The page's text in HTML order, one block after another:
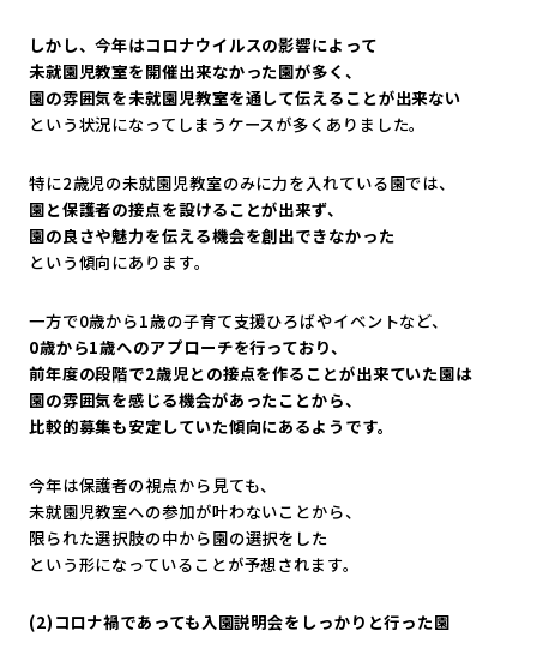
しかし、今年はコロナウイルスの影響によって
未就園児教室を開催出来なかった園が多く、
園の雰囲気を未就園児教室を通して伝えることが出来ない
という状況になってしまうケースが多くありました。
特に2歳児の未就園児教室のみに力を入れている園では、
園と保護者の接点を設けることが出来ず、
園の良さや魅力を伝える機会を創出できなかった
という傾向にあります。
一方で0歳から1歳の子育て支援ひろばやイベントなど、
0歳から1歳へのアプローチを行っており、
前年度の段階で2歳児との接点を作ることが出来ていた園は
園の雰囲気を感じる機会があったことから、
比較的募集も安定していた傾向にあるようです。
今年は保護者の視点から見ても、
未就園児教室への参加が叶わないことから、
限られた選択肢の中から園の選択をした
という形になっていることが予想されます。
(2)コロナ禍であっても入園説明会をしっかりと行った園